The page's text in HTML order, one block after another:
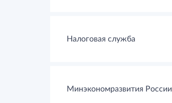
Налоговая служба
Минэкономразвития России